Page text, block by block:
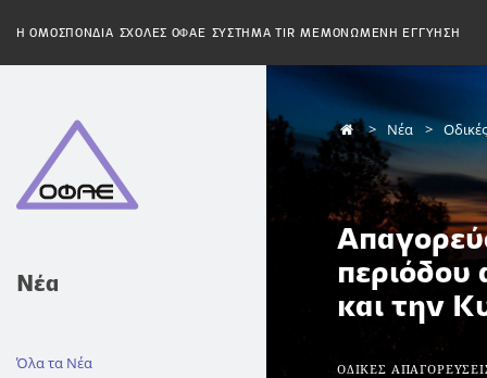
H ΟΜΟΣΠΟΝΔΙΑ ΣΧΟΛΕΣ ΟΦΑΕ ΣΥΣΤΗΜΑ TIR ΜΕΜΟΝΩΜΕΝΗ ΕΓΓΥΗΣΗ
Νέα
Όλα τα Νέα
Νέα
και την
ΟΔΙΚΕΣ